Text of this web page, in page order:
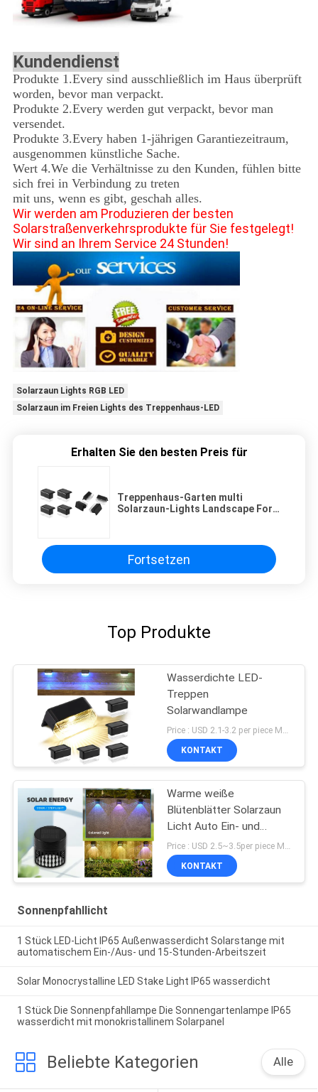
Kundendienst
Produkte 1.Every sind ausschließlich im Haus überprüft
worden, bevor man verpackt.
Produkte 2.Every werden gut verpackt, bevor man
versendet.
Produkte 3.Every haben 1-jährigen Garantiezeitraum,
ausgenommen künstliche Sache.
Wert 4.We die Verhältnisse zu den Kunden, fühlen bitte
sich frei in Verbindung zu treten
mit uns, wenn es gibt, geschah alles.
Wir werden am Produzieren der besten
Solarstraßenverkehrsprodukte für Sie festgelegt!
Wir sind an Ihrem Service 24 Stunden!
Solarzaun Lights RGB LED
Solarzaun im Freien Lights des Treppenhaus-LED
Erhalten Sie den besten Preis für
Treppenhaus-Garten multi
Solarzaun-Lights Landscape Fors
Fortsetzen
Top Produkte
Wasserdichte LED-
Treppen
Solarwandlampe
KONTAKT
Warme weiße
Blütenblätter Solarzaun
Licht Auto Ein- und
Ausschalten
KONTAKT
Sonnenpfahllicht
1 Stück LED-Licht IP65 Außenwasserdicht Solarstange mit
automatischem Ein-/Aus- und 15-Stunden-Arbeitszeit
Solar Monocrystalline LED Stake Light IP65 wasserdicht
1 Stück Die Sonnenpfahllampe Die Sonnengartenlampe IP65
wasserdicht mit monokristallinem Solarpanel
Beliebte Kategorien Alle